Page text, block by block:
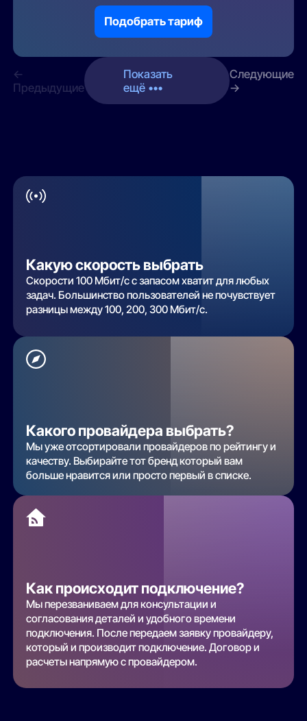
Подобрать тариф
←
Предыдущие
Показать
ещё •••
Следующие
→
Какую скорость выбрать
Скорости 100 Мбит/с с запасом хватит для любых
задач. Большинство пользователей не почувствует
разницы между 100, 200, 300 Мбит/с.
Какого провайдера выбрать?
Мы уже отсортировали провайдеров по рейтингу и
качеству. Выбирайте тот бренд который вам
больше нравится или просто первый в списке.
Как происходит подключение?
Мы перезваниваем для консультации и
согласования деталей и удобного времени
подключения. После передаем заявку провайдеру,
который и производит подключение. Договор и
расчеты напрямую с провайдером.